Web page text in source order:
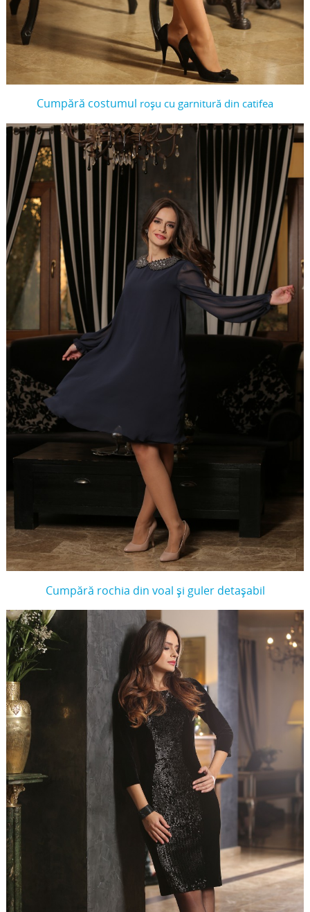
Cumpără costumul roșu cu garnitură din catifea
Cumpără rochia din voal și guler detașabil